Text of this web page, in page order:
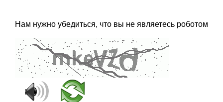
Нам нужно убедиться, что вы не являетесь роботом